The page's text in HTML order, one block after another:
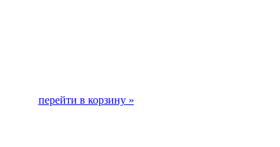
перейти в корзину »